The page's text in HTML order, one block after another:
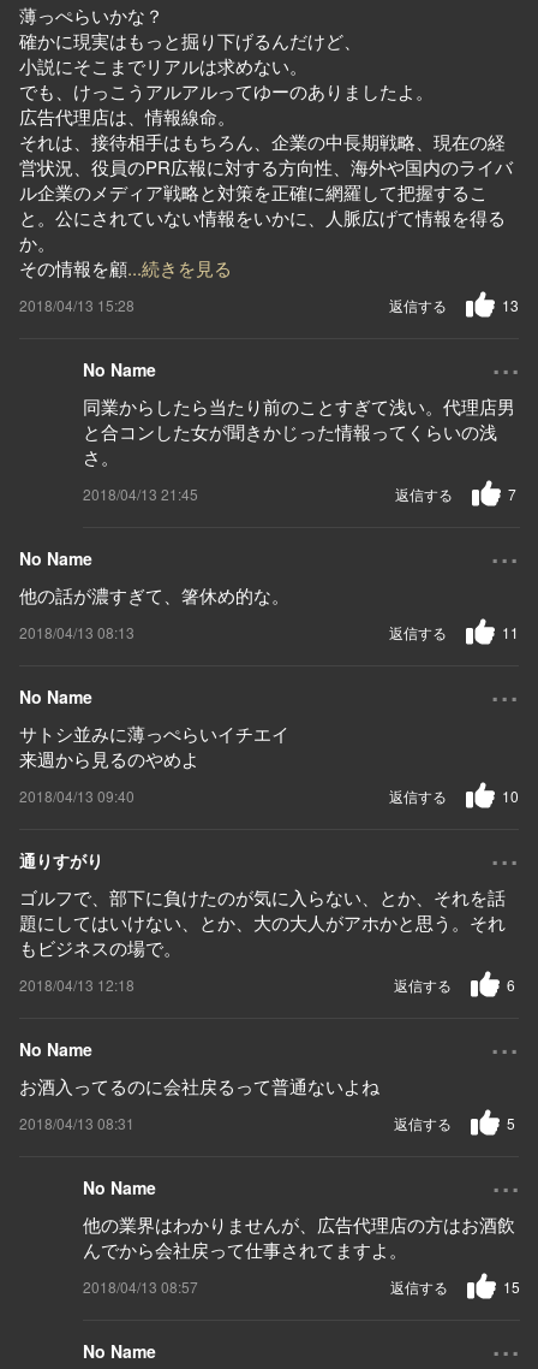
薄っぺらいかな？
確かに現実はもっと掘り下げるんだけど、
小説にそこまでリアルは求めない。
でも、けっこうアルアルってゆーのありましたよ。
広告代理店は、情報線命。
それは、接待相手はもちろん、企業の中長期戦略、現在の経
営状況、役員のPR広報に対する方向性、海外や国内のライバ
ル企業のメディア戦略と対策を正確に網羅して把握するこ
と。公にされていない情報をいかに、人脈広げて情報を得る
か。
その情報を顧...続きを見る
2018/04/13 15:28 13
返信する
No Name ...
同業からしたら当たり前のことすぎて浅い。代理店男
と合コンした女が聞きかじった情報ってくらいの浅
さ。
2018/04/13 21:45 7
返信する
No Name ...
他の話が濃すぎて、箸休め的な。
2018/04/13 08:13 11
返信する
No Name ...
サトシ並みに薄っぺらいイチエイ
来週から見るのやめよ
2018/04/13 09:40 10
返信する
通りすがり ...
ゴルフで、部下に負けたのが気に入らない、とか、それを話
題にしてはいけない、とか、大の大人がアホかと思う。それ
もビジネスの場で。
2018/04/13 12:18 6
返信する
No Name ...
お酒入ってるのに会社戻るって普通ないよね
2018/04/13 08:31 5
返信する
No Name ...
他の業界はわかりませんが、広告代理店の方はお酒飲
んでから会社戻って仕事されてますよ。
2018/04/13 08:57 15
返信する
No Name ...